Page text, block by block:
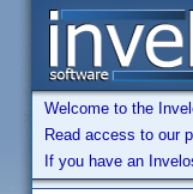
Welcome to the
Read access to our
If you have an